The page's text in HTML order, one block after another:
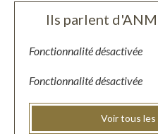
Ils parlent
Fonctionnalité désactivée
Fonctionnalité désactivée
Voir tous